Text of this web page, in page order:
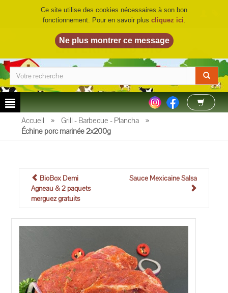
LA FERME DU BIO©
Accueil » Grill - Barbecue - Plancha
»
Échine porc marinée 2x200g
BioBox Demi
Agneau & 2 paquets
merguez gratuits
Sauce Mexicaine Salsa
Ce site utilise des cookies nécessaires à son bon
fonctionnement. Pour en savoir plus cliquez ici.